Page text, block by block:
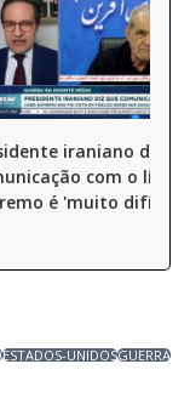
iraniano diz
com o líder
é 'muito difícil'
ESTADOS-UNIDOSGUERRA